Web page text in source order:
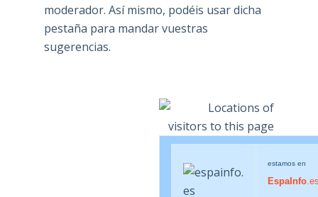
moderador. Así mismo, podéis usar dicha
pestaña para mandar vuestras
sugerencias.
estamos en
EspaInfo